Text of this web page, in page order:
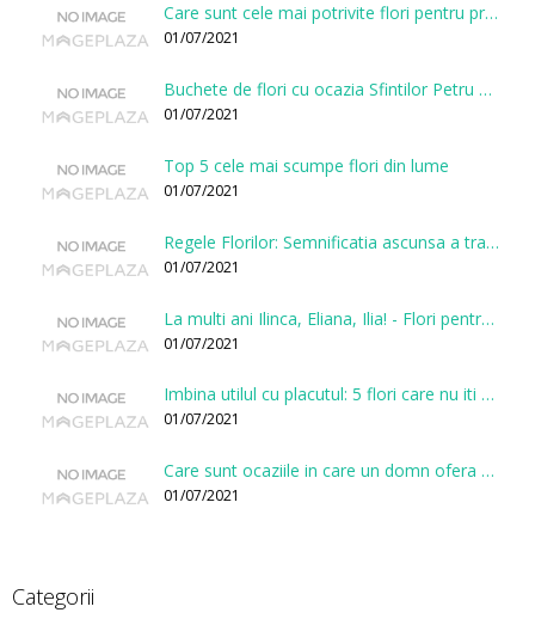
Care sunt cele mai potrivite flori pentru prima intalnire?
01/07/2021
Buchete de flori cu ocazia Sfintilor Petru si Pavel
01/07/2021
Top 5 cele mai scumpe flori din lume
01/07/2021
Regele Florilor: Semnificatia ascunsa a trandafirului
01/07/2021
La multi ani Ilinca, Eliana, Ilia! - Flori pentru doamnele sarbatorite de Sfantul Ilie
01/07/2021
Imbina utilul cu placutul: 5 flori care nu iti vor face gaura in buget
01/07/2021
Care sunt ocaziile in care un domn ofera flori?
01/07/2021
Categorii